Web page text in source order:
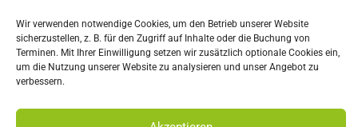
Wir verwenden notwendige Cookies, um den Betrieb unserer Website
sicherzustellen, z. B. für den Zugriff auf Inhalte oder die Buchung von
Terminen. Mit Ihrer Einwilligung setzen wir zusätzlich optionale Cookies ein,
um die Nutzung unserer Website zu analysieren und unser Angebot zu
verbessern.
WEITERLESEN »
24. März 2025 Keine Kommentare